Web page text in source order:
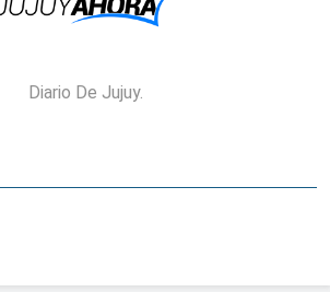
Jujuy Ahora!
Diario De Jujuy.